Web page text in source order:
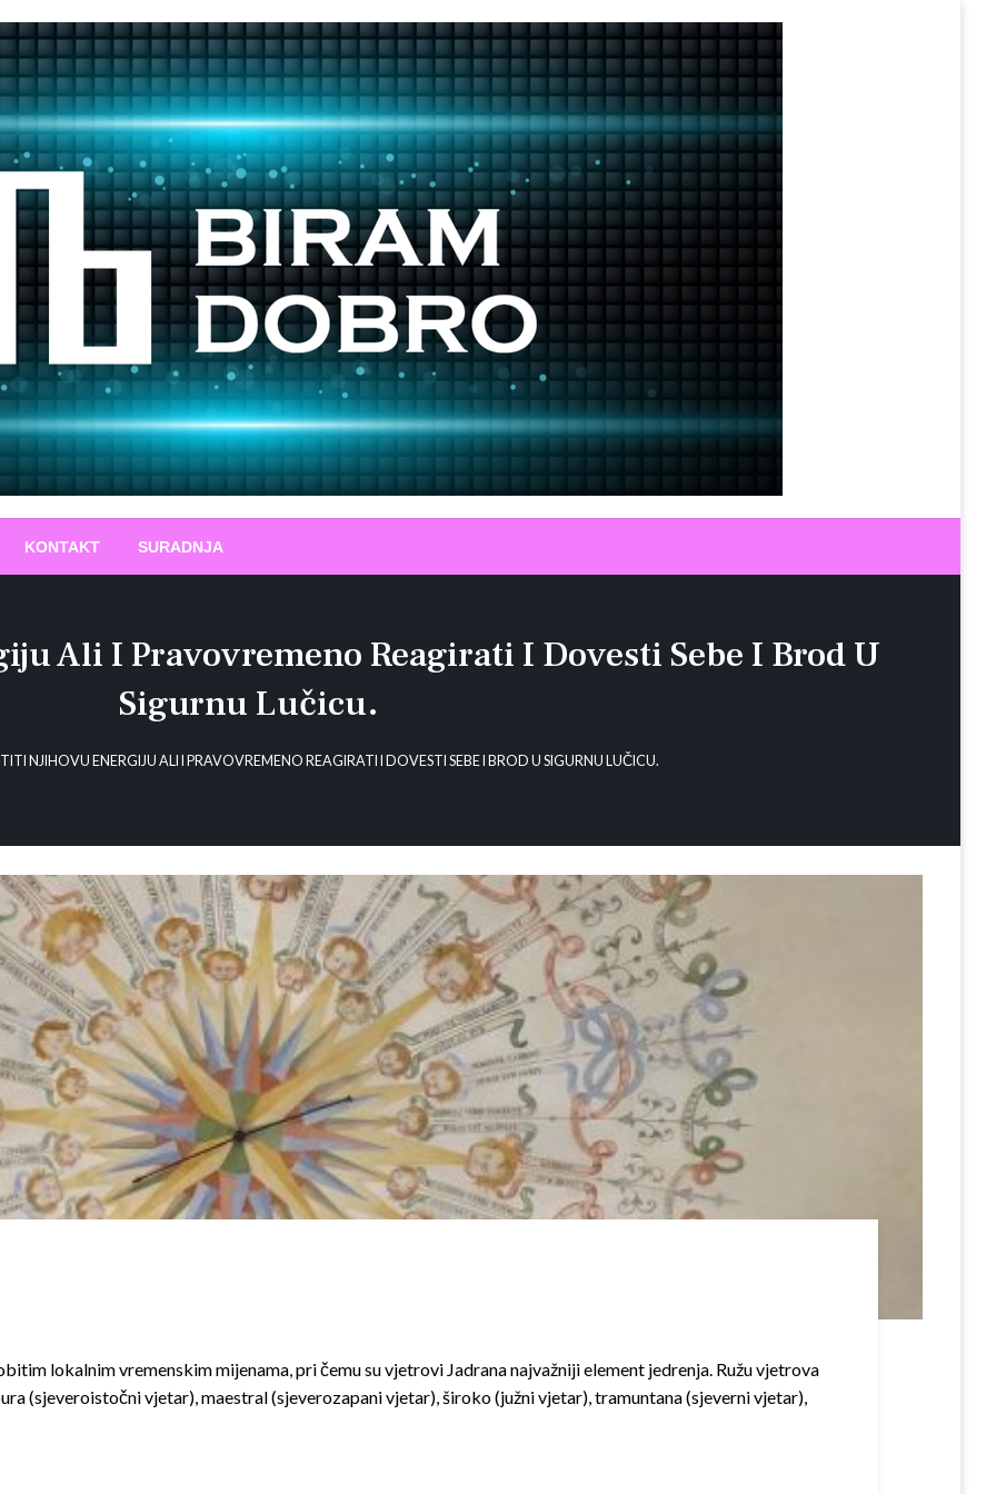
KONTAKT SURADNJA
Ali I Pravovremeno Reagirati I Dovesti Sebe I Brod U
Sigurnu Lučicu.
NJIHOVU ENERGIJU ALI I PRAVOVREMENO REAGIRATI I DOVESTI SEBE I BROD U SIGURNU LUČICU.
lokalnim vremenskim mijenama, pri čemu su vjetrovi Jadrana najvažniji element jedrenja. Ružu vjetrova
(sjeveroistočni vjetar), maestral (sjeverozapani vjetar), široko (južni vjetar), tramuntana (sjeverni vjetar),